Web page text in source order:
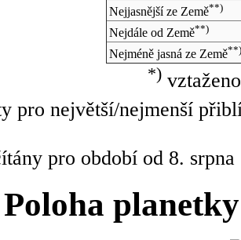
Nejjasnější ze Země**)
Nejdále od Země**)
Nejméně jasná ze Země**)
*)
pro největší/nejmenší
pro období od 8.
Poloha